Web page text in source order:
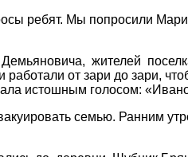
ребят. Мы попросили
жителей
от зари до зари,
истошным голосом:
семью. Ранним